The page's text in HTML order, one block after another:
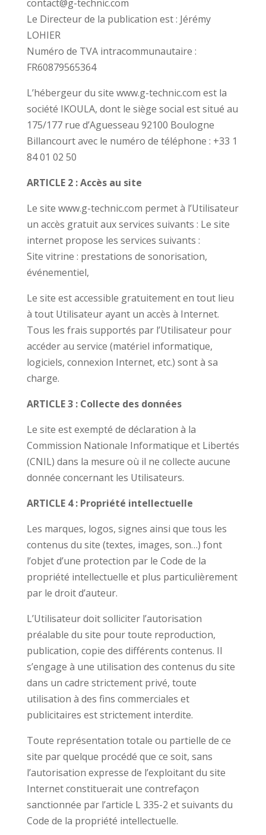
contact@g-technic.com
Le Directeur de la publication est : Jérémy
LOHIER
Numéro de TVA intracommunautaire :
FR60879565364
L’hébergeur du site www.g-technic.com est la
société IKOULA, dont le siège social est situé au
175/177 rue d’Aguesseau 92100 Boulogne
Billancourt avec le numéro de téléphone : +33 1
84 01 02 50
ARTICLE 2 : Accès au site
Le site www.g-technic.com permet à l’Utilisateur
un accès gratuit aux services suivants : Le site
internet propose les services suivants :
Site vitrine : prestations de sonorisation,
événementiel,
Le site est accessible gratuitement en tout lieu
à tout Utilisateur ayant un accès à Internet.
Tous les frais supportés par l’Utilisateur pour
accéder au service (matériel informatique,
logiciels, connexion Internet, etc.) sont à sa
charge.
ARTICLE 3 : Collecte des données
Le site est exempté de déclaration à la
Commission Nationale Informatique et Libertés
(CNIL) dans la mesure où il ne collecte aucune
donnée concernant les Utilisateurs.
ARTICLE 4 : Propriété intellectuelle
Les marques, logos, signes ainsi que tous les
contenus du site (textes, images, son…) font
l’objet d’une protection par le Code de la
propriété intellectuelle et plus particulièrement
par le droit d’auteur.
L’Utilisateur doit solliciter l’autorisation
préalable du site pour toute reproduction,
publication, copie des différents contenus. Il
s’engage à une utilisation des contenus du site
dans un cadre strictement privé, toute
utilisation à des fins commerciales et
publicitaires est strictement interdite.
Toute représentation totale ou partielle de ce
site par quelque procédé que ce soit, sans
l’autorisation expresse de l’exploitant du site
Internet constituerait une contrefaçon
sanctionnée par l’article L 335-2 et suivants du
Code de la propriété intellectuelle.